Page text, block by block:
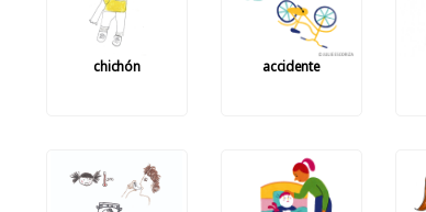
chichón accidente